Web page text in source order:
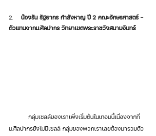
2.
น้องรัน รัฐยากร กำลังหาญ ปี 2 คณะอักษรศาสตร์ -
ตัวแทนจากม.ศิลปากร วิทยาเขตพระราชวังสนามจันทร์
ม.ศิลปากรยังไม่มีเซลล์ กลุ่มของพวกเราเลยต้องมารวมตัว